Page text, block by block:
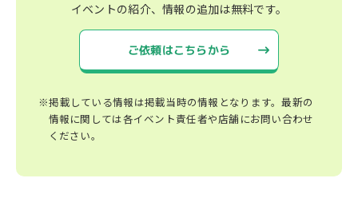
イベントの紹介、情報の追加は無料です。
ご依頼はこちらから
※掲載している情報は掲載当時の情報となります。最新の
情報に関しては各イベント責任者や店舗にお問い合わせ
ください。